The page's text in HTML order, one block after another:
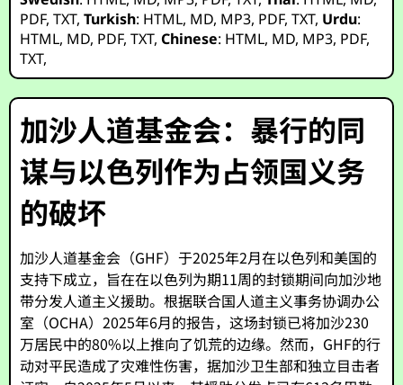
PDF,TXT,Turkish: HTML, MD, MP3, PDF,TXT, Urdu:
HTML, MD, PDF,TXT,Chinese: HTML, MD, MP3, PDF,
TXT,
加沙人道基金会：暴行的同
谋与以色列作为占领国义务
的破坏
加沙人道基金会（GHF）于2025年2月在以色列和美国的
支持下成立，旨在在以色列为期11周的封锁期间向加沙地
带分发人道主义援助。根据联合国人道主义事务协调办公
室（OCHA）2025年6月的报告，这场封锁已将加沙230
万居民中的80%以上推向了饥荒的边缘。然而，GHF的行
动对平民造成了灾难性伤害，据加沙卫生部和独立目击者